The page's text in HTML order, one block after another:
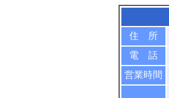
住 所
電 話
営業時間